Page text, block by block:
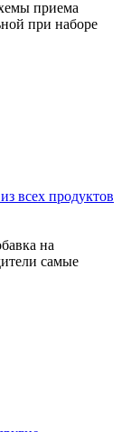
приема
при наборе
всех продуктов
на
самые